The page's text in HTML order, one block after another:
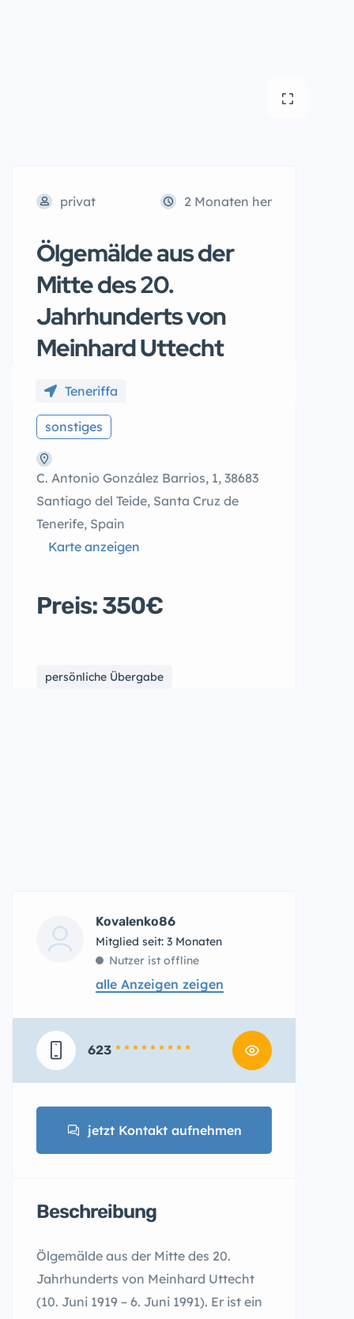
privat 2 Monaten her
Ölgemälde aus der
Mitte des 20.
Jahrhunderts von
Meinhard Uttecht
Teneriffa
sonstiges
C. Antonio González Barrios, 1, 38683
Santiago del Teide, Santa Cruz de
Tenerife, Spain
Karte anzeigen
Preis: 350€
persönliche Übergabe
Kovalenko86
Mitglied seit: 3 Monaten
Nutzer ist offline
alle Anzeigen zeigen
623 * * * * * * * * *
jetzt Kontakt aufnehmen
Beschreibung
Ölgemälde aus der Mitte des 20.
Jahrhunderts von Meinhard Uttecht
(10. Juni 1919 – 6. Juni 1991). Er ist ein